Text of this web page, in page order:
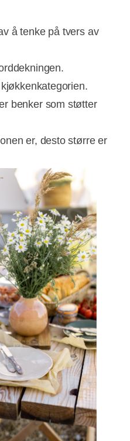
å tenke på tvers av
benker som støtter
er, desto større er